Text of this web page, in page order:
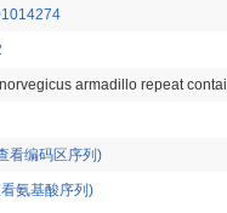
armadillo repeat
看编码区序列)
氨基酸序列)